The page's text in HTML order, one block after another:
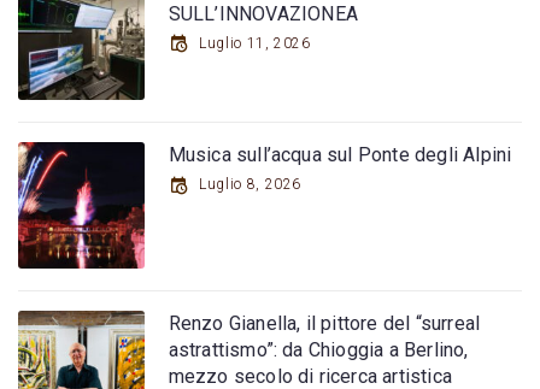
SULL’INNOVAZIONEA
Luglio 11, 2026
Musica sull’acqua sul Ponte degli Alpini
Luglio 8, 2026
Renzo Gianella, il pittore del “surreal
astrattismo”: da Chioggia a Berlino,
mezzo secolo di ricerca artistica